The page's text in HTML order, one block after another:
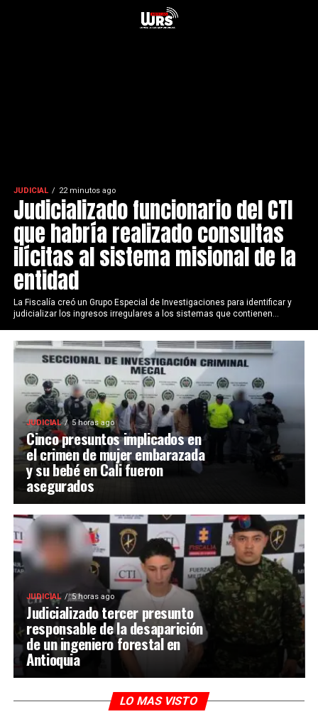
JUDICIAL 22 minutos ago
Judicializado funcionario del CTI
que habría realizado consultas
ilícitas al sistema misional de la
entidad
La Fiscalía creó un Grupo Especial de Investigaciones para identificar y
judicializar los ingresos irregulares a los sistemas que contienen...
JUDICIAL 5 horas ago
Cinco presuntos implicados en
el crimen de mujer embarazada
y su bebé en Cali fueron
asegurados
JUDICIAL 5 horas ago
Judicializado tercer presunto
responsable de la desaparición
de un ingeniero forestal en
Antioquia
LO MAS VISTO